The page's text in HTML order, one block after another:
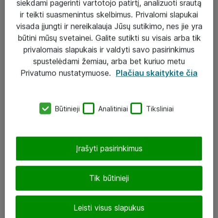
Sprendimai ir paslaugos
Paslaugos
Įgyvendinti projektai
J. Rutkausko g. 6, Vilnius
siekdami pagerinti vartotojo patirtį, analizuoti srautą
ir teikti suasmenintus skelbimus. Privalomi slapukai
visada įjungti ir nereikalauja Jūsų sutikimo, nes jie yra
būtini mūsų svetainei. Galite sutikti su visais arba tik
privalomais slapukais ir valdyti savo pasirinkimus
spustelėdami žemiau, arba bet kuriuo metu
Privatumo nustatymuose. Plačiau skaitykite čia
Būtinieji Analitiniai Tiksliniai
Tik būtinieji
Leisti visus slapukus
Įrašyti pasirinkimus